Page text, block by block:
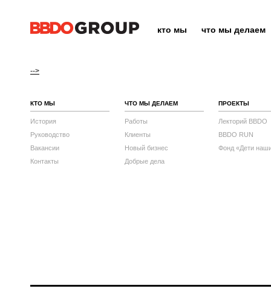
кто мы что мы делаем
-->
КТО МЫ
История
Руководство
Вакансии
Контакты
ЧТО МЫ ДЕЛАЕМ
Работы
Клиенты
Новый бизнес
Добрые дела
ПРОЕКТЫ
Лекторий BBDO
BBDO RUN
Фонд «Дети